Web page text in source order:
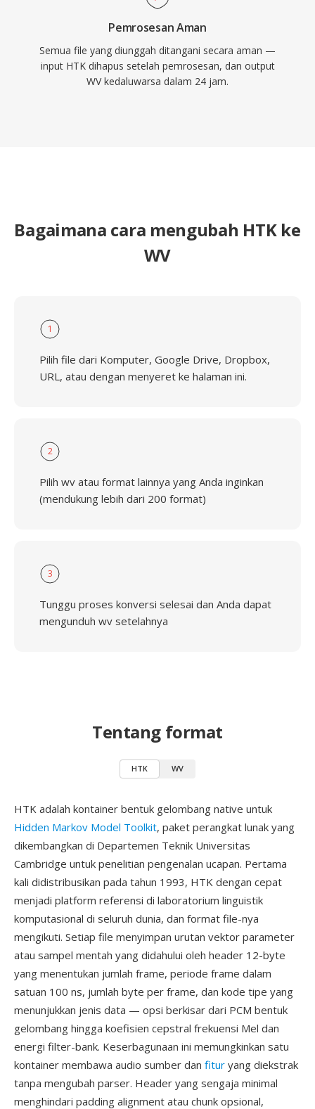
Pemrosesan Aman
Semua file yang diunggah ditangani secara aman —
input HTK dihapus setelah pemrosesan, dan output
WV kedaluwarsa dalam 24 jam.
Bagaimana cara mengubah HTK ke
WV
1
Pilih file dari Komputer, Google Drive, Dropbox,
URL, atau dengan menyeret ke halaman ini.
2
Pilih wv atau format lainnya yang Anda inginkan
(mendukung lebih dari 200 format)
3
Tunggu proses konversi selesai dan Anda dapat
mengunduh wv setelahnya
Tentang format
HTK WV
HTK adalah kontainer bentuk gelombang native untuk
Hidden Markov Model Toolkit, paket perangkat lunak yang
dikembangkan di Departemen Teknik Universitas
Cambridge untuk penelitian pengenalan ucapan. Pertama
kali didistribusikan pada tahun 1993, HTK dengan cepat
menjadi platform referensi di laboratorium linguistik
komputasional di seluruh dunia, dan format file-nya
mengikuti. Setiap file menyimpan urutan vektor parameter
atau sampel mentah yang didahului oleh header 12-byte
yang menentukan jumlah frame, periode frame dalam
satuan 100 ns, jumlah byte per frame, dan kode tipe yang
menunjukkan jenis data — opsi berkisar dari PCM bentuk
gelombang hingga koefisien cepstral frekuensi Mel dan
energi filter-bank. Keserbagunaan ini memungkinkan satu
kontainer membawa audio sumber dan fitur yang diekstrak
tanpa mengubah parser. Header yang sengaja minimal
menghindari padding alignment atau chunk opsional,